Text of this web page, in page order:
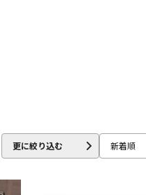
YAMAHA
更に絞り込む 新着順